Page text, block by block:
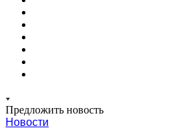
Предложить новость
Новости